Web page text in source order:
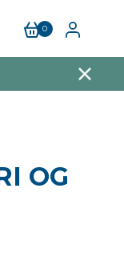
0
OG